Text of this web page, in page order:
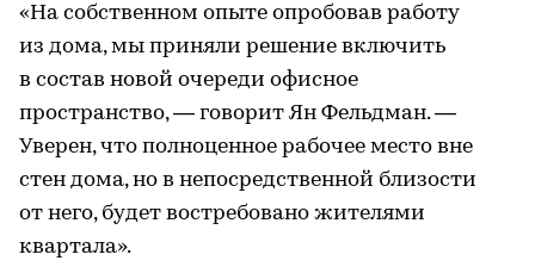
«На собственном опыте опробовав работу
из дома, мы приняли решение включить
в состав новой очереди офисное
пространство, — говорит Ян Фельдман. —
Уверен, что полноценное рабочее место вне
стен дома, но в непосредственной близости
от него, будет востребовано жителями
квартала».